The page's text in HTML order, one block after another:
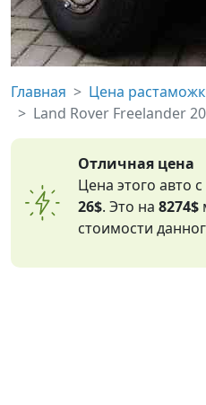
Главная
Цена
Land Rover Freelander
Отличная цена
Цена этого авто
26$. Это на8274$
стоимости